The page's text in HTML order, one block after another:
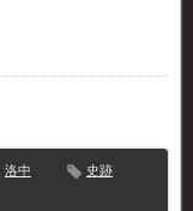
洛中 史跡